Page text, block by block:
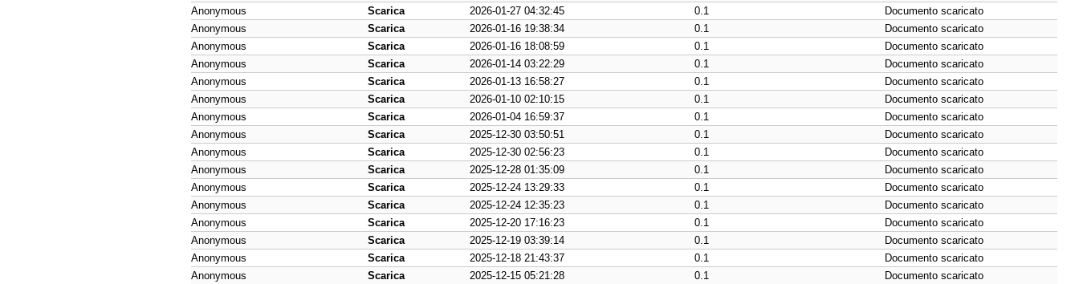
Anonymous
Scarica 2026-01-27 04:32:45 0.1
Documento scaricato
Anonymous
Scarica 2026-01-16 19:38:34 0.1
Documento scaricato
Anonymous
Scarica 2026-01-16 18:08:59 0.1
Documento scaricato
Anonymous
Scarica 2026-01-14 03:22:29 0.1
Documento scaricato
Anonymous
Scarica 2026-01-13 16:58:27 0.1
Documento scaricato
Anonymous
Scarica 2026-01-10 02:10:15 0.1
Documento scaricato
Anonymous
Scarica 2026-01-04 16:59:37 0.1
Documento scaricato
Anonymous
Scarica 2025-12-30 03:50:51 0.1
Documento scaricato
Anonymous
Scarica 2025-12-30 02:56:23 0.1
Documento scaricato
Anonymous
Scarica 2025-12-28 01:35:09 0.1
Documento scaricato
Anonymous
Scarica 2025-12-24 13:29:33 0.1
Documento scaricato
Anonymous
Scarica 2025-12-24 12:35:23 0.1
Documento scaricato
Anonymous
Scarica 2025-12-20 17:16:23 0.1
Documento scaricato
Anonymous
Scarica 2025-12-19 03:39:14 0.1
Documento scaricato
Anonymous
Scarica 2025-12-18 21:43:37 0.1
Documento scaricato
Anonymous
Scarica 2025-12-15 05:21:28 0.1
Documento scaricato